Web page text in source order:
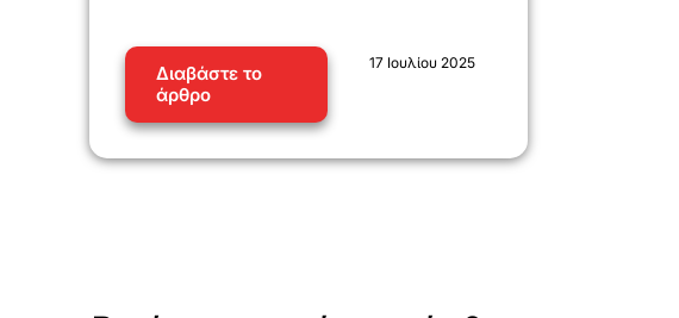
Διαβάστε το
άρθρο
17 Ιουλίου 2025